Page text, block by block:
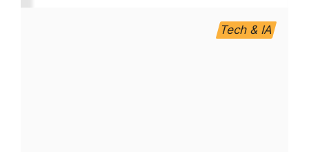
Tech & IA